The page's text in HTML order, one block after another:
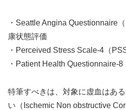
・Seattle Angina Questionnaire
康状態評価
・Perceived Stress Scale-4（
・Patient Health Questionnaire-
特筆すべきは、対象に虚血はあ
い（Ischemic Non obstructive